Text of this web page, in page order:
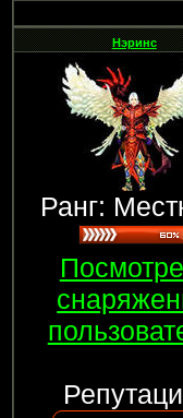
Нэринс
Ранг: